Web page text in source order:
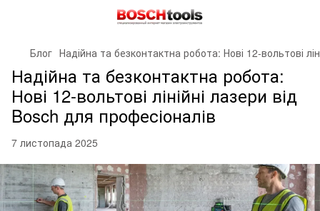
Блог Надійна та безконтактна робота: Нові 12-вольтові
Надійна та безконтактна робота:
Нові 12-вольтові лінійні лазери від
Bosch для професіоналів
7 листопада 2025